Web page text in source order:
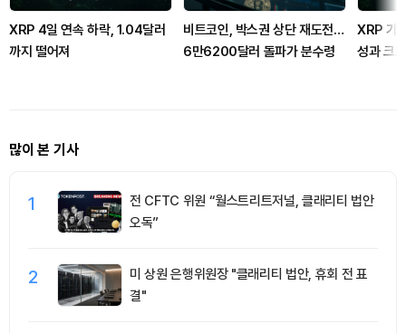
XRP 4일 연속 하락, 1.04달러
까지 떨어져
비트코인, 박스권 상단 재도전…
6만6200달러 돌파가 분수령
XRP 가
성과 크
많이 본 기사
1
전 CFTC 위원 “월스트리트저널, 클래리티 법안
오독”
2
미 상원 은행위원장 "클래리티 법안, 휴회 전 표
결"